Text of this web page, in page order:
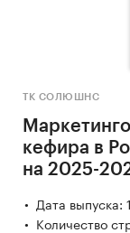
ТК СОЛЮШНС
кефира в
на 2025-
Дата выпуска:
Количество